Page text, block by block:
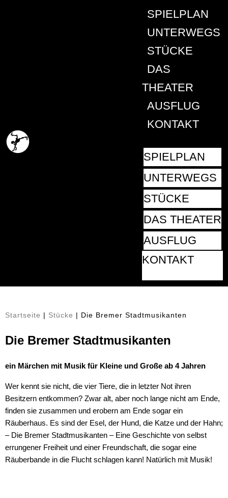
SPIELPLAN
UNTERWEGS
STÜCKE
DAS
THEATER
AUSFLUG
KONTAKT
SPIELPLAN
UNTERWEGS
STÜCKE
DAS THEATER
AUSFLUG
KONTAKT
Startseite | Stücke | Die Bremer Stadtmusikanten
Die Bremer Stadtmusikanten
ein Märchen mit Musik für Kleine und Große ab 4 Jahren
Wer kennt sie nicht, die vier Tiere, die in letzter Not ihren
Besitzern entkommen? Zwar alt, aber noch lange nicht am Ende,
finden sie zusammen und erobern am Ende sogar ein
Räuberhaus. Es sind der Esel, der Hund, die Katze und der Hahn;
– Die Bremer Stadtmusikanten – Eine Geschichte von selbst
errungener Freiheit und einer Freundschaft, die sogar eine
Räuberbande in die Flucht schlagen kann! Natürlich mit Musik!